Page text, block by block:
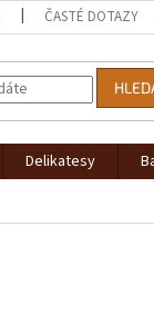
ČASTÉ DOTAZY
Delikatesy